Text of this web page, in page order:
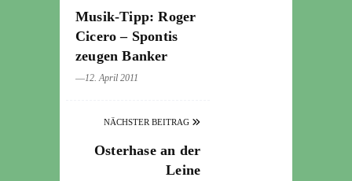
Musik-Tipp: Roger
Cicero – Spontis
zeugen Banker
―12. April 2011
NÄCHSTER BEITRAG
Osterhase an der
Leine